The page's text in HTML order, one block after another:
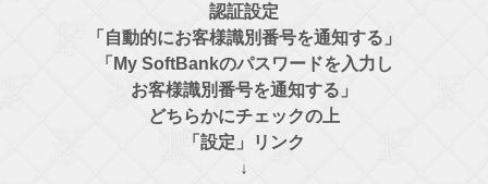
認証設定
「自動的にお客様識別番号を通知する」
「My SoftBankのパスワードを入力し
お客様識別番号を通知する」
どちらかにチェックの上
「設定」リンク
↓